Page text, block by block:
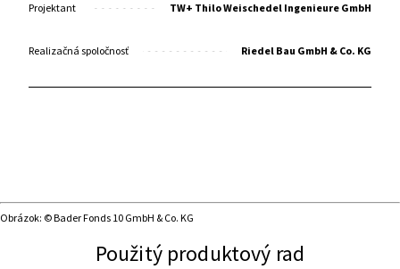
Projektant TW+ Thilo Weischedel Ingenieure GmbH
Realizačná spoločnosť Riedel Bau GmbH & Co. KG
Obrázok: © Bader Fonds 10 GmbH & Co. KG
Použitý produktový rad